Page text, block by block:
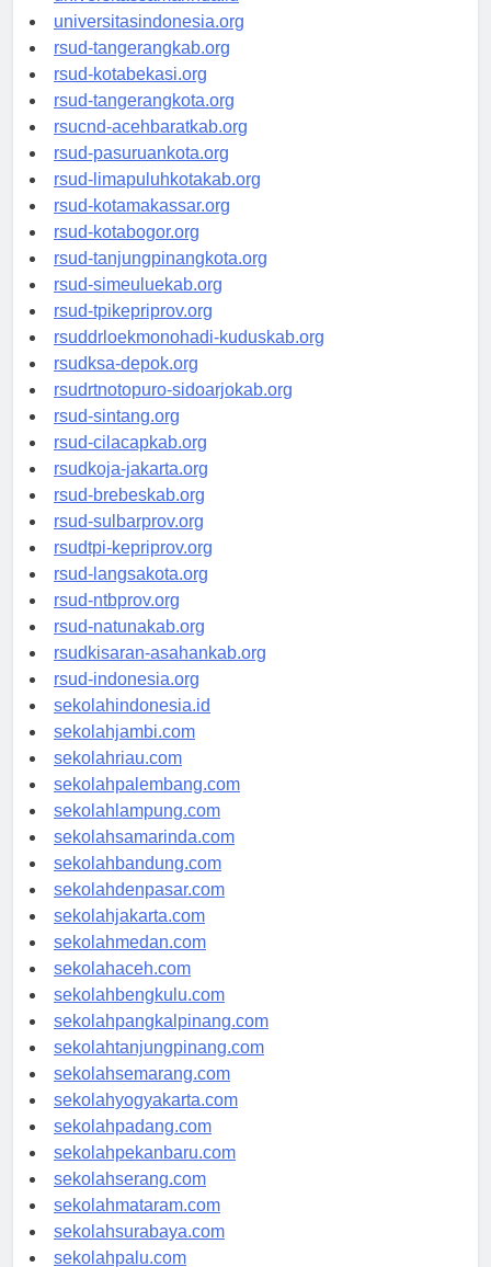
universitassamarinda.id
universitasindonesia.org
rsud-tangerangkab.org
rsud-kotabekasi.org
rsud-tangerangkota.org
rsucnd-acehbaratkab.org
rsud-pasuruankota.org
rsud-limapuluhkotakab.org
rsud-kotamakassar.org
rsud-kotabogor.org
rsud-tanjungpinangkota.org
rsud-simeuluekab.org
rsud-tpikepriprov.org
rsuddrloekmonohadi-kuduskab.org
rsudksa-depok.org
rsudrtnotopuro-sidoarjokab.org
rsud-sintang.org
rsud-cilacapkab.org
rsudkoja-jakarta.org
rsud-brebeskab.org
rsud-sulbarprov.org
rsudtpi-kepriprov.org
rsud-langsakota.org
rsud-ntbprov.org
rsud-natunakab.org
rsudkisaran-asahankab.org
rsud-indonesia.org
sekolahindonesia.id
sekolahjambi.com
sekolahriau.com
sekolahpalembang.com
sekolahlampung.com
sekolahsamarinda.com
sekolahbandung.com
sekolahdenpasar.com
sekolahjakarta.com
sekolahmedan.com
sekolahaceh.com
sekolahbengkulu.com
sekolahpangkalpinang.com
sekolahtanjungpinang.com
sekolahsemarang.com
sekolahyogyakarta.com
sekolahpadang.com
sekolahpekanbaru.com
sekolahserang.com
sekolahmataram.com
sekolahsurabaya.com